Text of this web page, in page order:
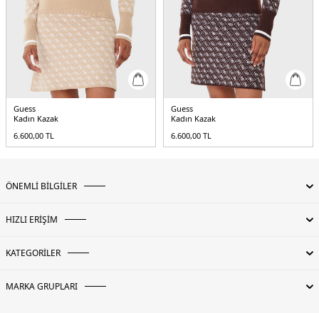
Guess
Kadın Kazak
6.600,00 TL
Guess
Kadın Kazak
6.600,00 TL
ÖNEMLİ BİLGİLER
HIZLI ERİŞİM
KATEGORİLER
MARKA GRUPLARI